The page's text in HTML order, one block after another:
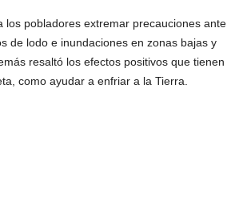
los pobladores extremar precauciones ante
de lodo e inundaciones en zonas bajas y
resaltó los efectos positivos que tienen
como ayudar a enfriar a la Tierra.